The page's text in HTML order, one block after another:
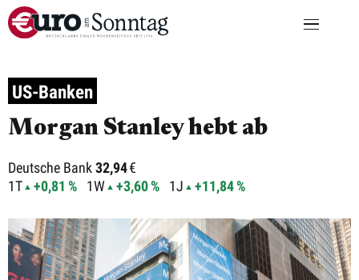
US-Banken
Morgan Stanley hebt ab
Deutsche Bank32,94€
1T
+0,81 % 1W +3,60 % 1J +11,84 %